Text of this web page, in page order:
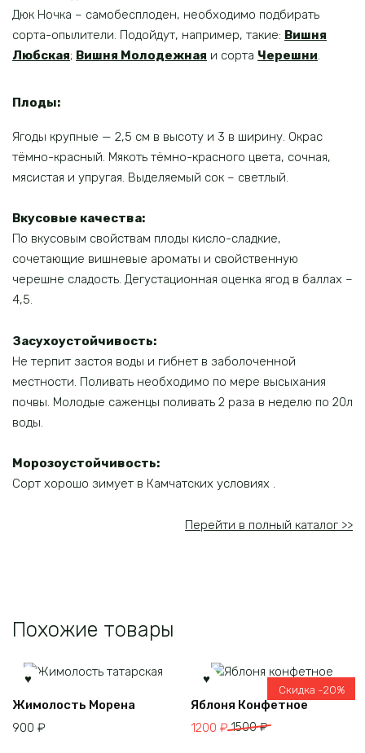
Дюк Ночка – самобесплоден, необходимо подбирать
сорта-опылители. Подойдут, например, такие: Вишня
Любская; Вишня Молодежная и сорта Черешни.
Плоды:
Ягоды крупные — 2,5 см в высоту и 3 в ширину. Окрас
тёмно-красный. Мякоть тёмно-красного цвета, сочная,
мясистая и упругая. Выделяемый сок – светлый.
Вкусовые качества:
По вкусовым свойствам плоды кисло-сладкие,
сочетающие вишневые ароматы и свойственную
черешне сладость. Дегустационная оценка ягод в баллах –
4,5.
Засухоустойчивость:
Не терпит застоя воды и гибнет в заболоченной
местности. Поливать необходимо по мере высыхания
почвы. Молодые саженцы поливать 2 раза в неделю по 20л
воды.
Морозоустойчивость:
Сорт хорошо зимует в Камчатских условиях .
Перейти в полный каталог >>
Похожие товары
Жимолость Морена
900 ₽
Этот
Скидка -20%
Яблоня Конфетное
1500₽
Первоначальная
1200 ₽
Текущая